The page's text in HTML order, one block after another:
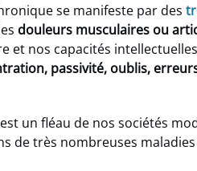
se manifeste par des
douleurs musculaires ou
et nos capacités
passivité, oublis,
un fléau de nos sociétés
de très nombreuses